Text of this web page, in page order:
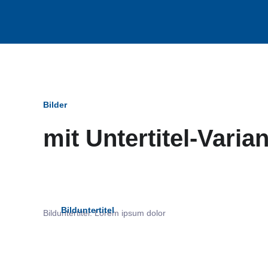
Bilder
mit Untertitel-
Bilduntertitel: Lorem ipsum dolor
Bilduntertitel